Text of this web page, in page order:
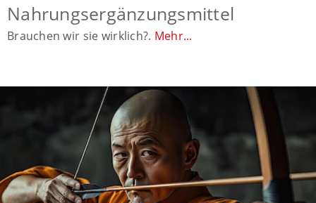
Nahrungsergänzungsmittel
Brauchen wir sie wirklich?. Mehr...